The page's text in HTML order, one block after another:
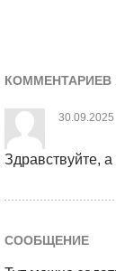
КОММЕНТАРИЕВ
30.09.2025
Здравствуйте,
СООБЩЕНИЕ